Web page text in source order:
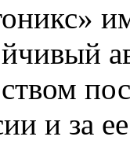
и за